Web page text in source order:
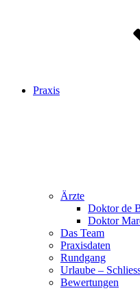
Praxis
Ärzte
Doktor de
Doktor
Das Team
Praxisdaten
Rundgang
Urlaube –
Bewertungen